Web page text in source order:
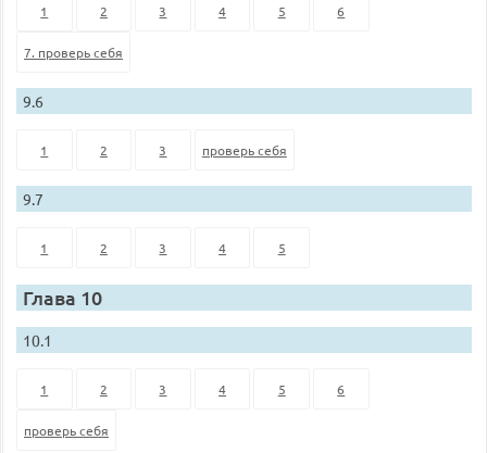
1 2 3 4 5 6
7. проверь себя
9.6
1 2 3 проверь себя
9.7
1 2 3 4 5
Глава 10
10.1
1 2 3 4 5 6
проверь себя